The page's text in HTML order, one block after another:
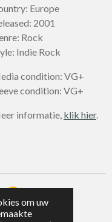
om uw
Europe
2001
Rock
Indie Rock
condition: VG+
condition: VG+
informatie, klik hier.